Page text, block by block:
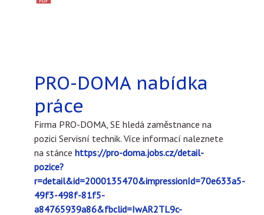
PRO-DOMA nabídka
práce
Firma PRO-DOMA, SE hledá zaměstnance na
pozici Servisní technik. Více informací naleznete
na stánce https://pro-doma.jobs.cz/detail-
pozice?
r=detail&id=2000135470&impressionId=70e633a5-
49f3-498f-81f5-
a84765939a86&fbclid=IwAR2TL9c-